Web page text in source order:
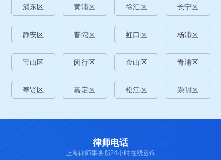
浦东区 黄浦区 徐汇区 长宁区
静安区 普陀区 虹口区 杨浦区
宝山区 闵行区 金山区 青浦区
奉贤区 嘉定区 松江区 崇明区
律师电话
上海律师事务所24小时在线咨询